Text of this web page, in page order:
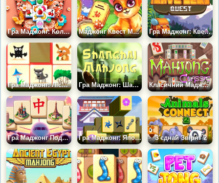
Гра Маджонг: Колекція Метеликів Маджонг Квест Манія Гра Маджонг: Квест Мандрівників
Гра Маджонг: Лісові Пригоди Гра Маджонг: Шанхайський Класичний Маджонг
Гра Маджонг Подорожі: Головоломка Навколо Світу Гра Маджонг: Японський Замок З'єднай Звірят 2